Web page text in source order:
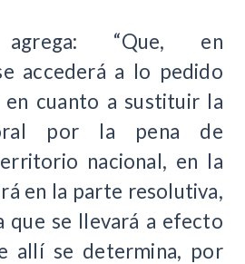
“Que, en
accederá a lo pedido
en cuanto a sustituir la
por la pena de
nacional, en la
en la parte resolutiva,
que se llevará a efecto
allí se determina, por